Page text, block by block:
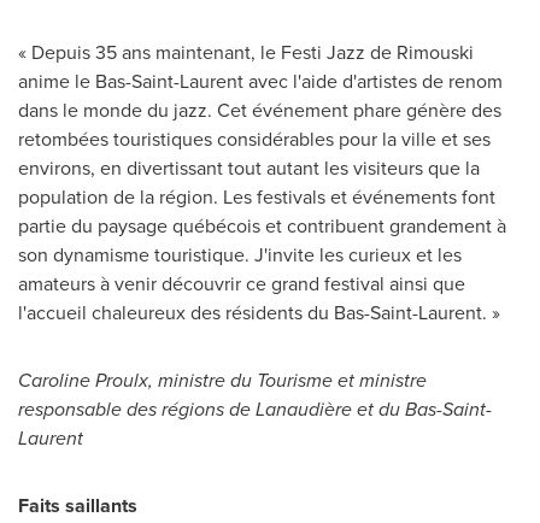
« Depuis 35 ans maintenant, le Festi Jazz de Rimouski
anime le Bas-Saint-Laurent avec l'aide d'artistes de renom
dans le monde du jazz. Cet événement phare génère des
retombées touristiques considérables pour la ville et ses
environs, en divertissant tout autant les visiteurs que la
population de la région. Les festivals et événements font
partie du paysage québécois et contribuent grandement à
son dynamisme touristique. J'invite les curieux et les
amateurs à venir découvrir ce grand festival ainsi que
l'accueil chaleureux des résidents du Bas-Saint-Laurent. »
Caroline Proulx, ministre du Tourisme et ministre
responsable des régions de Lanaudière et du Bas-Saint-
Laurent
Faits saillants